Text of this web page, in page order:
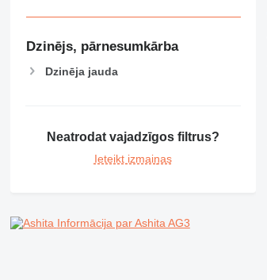
Dzinējs, pārnesumkārba
Dzinēja jauda
Neatrodat vajadzīgos filtrus?
Ieteikt izmaiņas
Informācija par Ashita AG3